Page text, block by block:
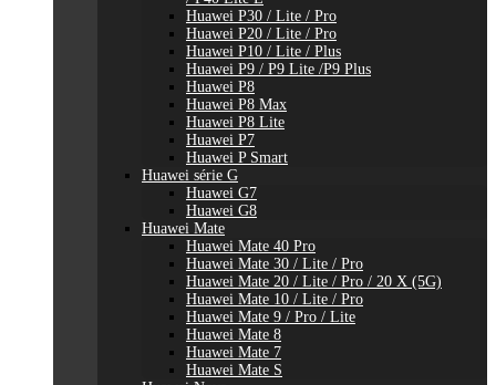
Huawei P30 / Lite / Pro
Huawei P20 / Lite / Pro
Huawei P10 / Lite / Plus
Huawei P9 / P9 Lite /P9 Plus
Huawei P8
Huawei P8 Max
Huawei P8 Lite
Huawei P7
Huawei P Smart
Huawei série G
Huawei G7
Huawei G8
Huawei Mate
Huawei Mate 40 Pro
Huawei Mate 30 / Lite / Pro
Huawei Mate 20 / Lite / Pro / 20 X (5G)
Huawei Mate 10 / Lite / Pro
Huawei Mate 9 / Pro / Lite
Huawei Mate 8
Huawei Mate 7
Huawei Mate S